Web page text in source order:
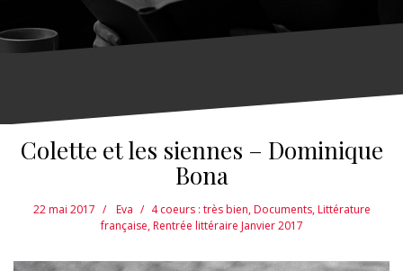
Colette et les siennes – Dominique
Bona
22 mai 2017 Eva 4 coeurs : très bien,Documents,Littérature
française,Rentrée littéraire Janvier 2017